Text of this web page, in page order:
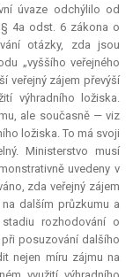
úvaze odchýlilo od
4a odst. 6 zákona o
otázky, zda jsou
„vyššího veřejného
veřejný zájem převýší
výhradního ložiska.
ale současně — viz
ložiska. To má svoji
Ministerstvo musí
uvedeny v
zda veřejný zájem
dalším průzkumu a
rozhodování o
posuzování dalšího
nejen míru zájmu na